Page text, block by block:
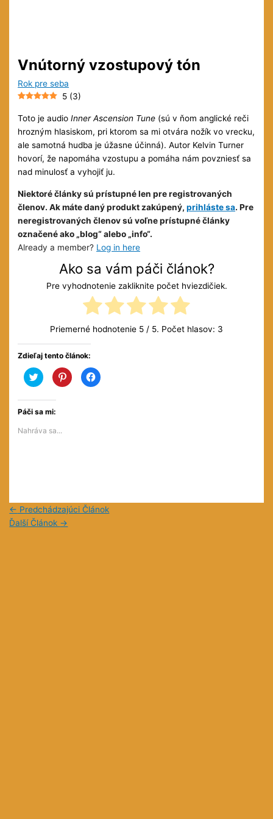
Vnútorný vzostupový tón
Rok pre seba
5 (3)
Toto je audioInner Ascension Tune (sú v ňom anglické reči
hrozným hlasiskom, pri ktorom sa mi otvára nožík vo vrecku,
ale samotná hudba je úžasne účinná). Autor Kelvin Turner
hovorí, že napomáha vzostupu a pomáha nám povzniesť sa
nad minulosť a vyhojiť ju.
Niektoré články sú prístupné len pre registrovaných
členov. Ak máte daný produkt zakúpený,prihláste sa. Pre
neregistrovaných členov sú voľne prístupné články
označené ako „blog“ alebo „info“.
Already a member? Log in here
Ako sa vám páči článok?
Pre vyhodnotenie zakliknite počet hviezdičiek.
Priemerné hodnotenie 5 / 5. Počet hlasov: 3
Zdieľaj tento článok:
Kliknite
pre
zdieľanie
Twitter(Otvorí
novom
Kliknite
pre
zdieľanie
Kliknite
pre
Páči sa mi:
Nahráva sa...
← Predchádzajúci Článok
Ďalší Článok →